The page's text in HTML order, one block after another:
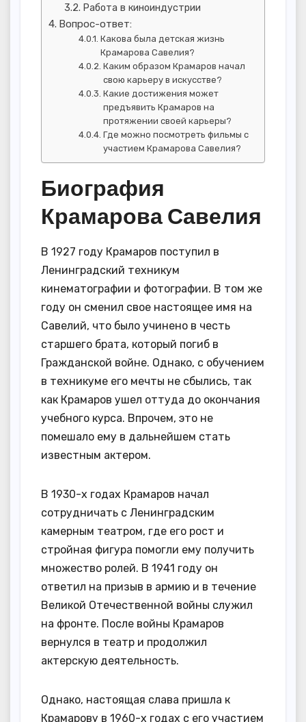
Работа в киноиндустрии
Вопрос-ответ:
Какова была детская жизнь
Крамарова Савелия?
Каким образом Крамаров начал
свою карьеру в искусстве?
Какие достижения может
предъявить Крамаров на
протяжении своей карьеры?
Где можно посмотреть фильмы с
участием Крамарова Савелия?
Биография
Крамарова Савелия
В 1927 году Крамаров поступил в
Ленинградский техникум
кинематографии и фотографии. В том же
году он сменил свое настоящее имя на
Савелий, что было учинено в честь
старшего брата, который погиб в
Гражданской войне. Однако, с обучением
в техникуме его мечты не сбылись, так
как Крамаров ушел оттуда до окончания
учебного курса. Впрочем, это не
помешало ему в дальнейшем стать
известным актером.
В 1930-х годах Крамаров начал
сотрудничать с Ленинградским
камерным театром, где его рост и
стройная фигура помогли ему получить
множество ролей. В 1941 году он
ответил на призыв в армию и в течение
Великой Отечественной войны служил
на фронте. После войны Крамаров
вернулся в театр и продолжил
актерскую деятельность.
Однако, настоящая слава пришла к
Крамарову в 1960-х годах с его участием